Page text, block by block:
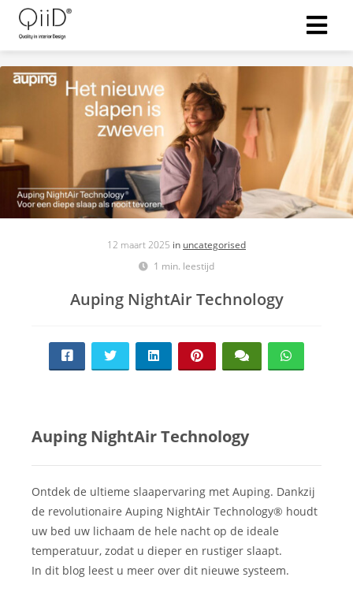
12 maart 2025 in uncategorised
1 min. leestijd
Auping NightAir Technology
Auping NightAir Technology
Ontdek de ultieme slaapervaring met Auping. Dankzij
de revolutionaire Auping NightAir Technology® houdt
uw bed uw lichaam de hele nacht op de ideale
temperatuur, zodat u dieper en rustiger slaapt.
In dit blog leest u meer over dit nieuwe systeem.